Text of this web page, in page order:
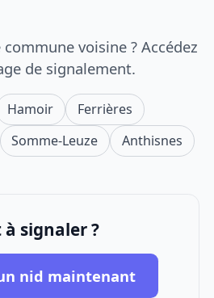
voisine ? Accédez
de signalement.
Hamoir
Ferrières
Somme-Leuze Anthisnes
à signaler ?
nid maintenant